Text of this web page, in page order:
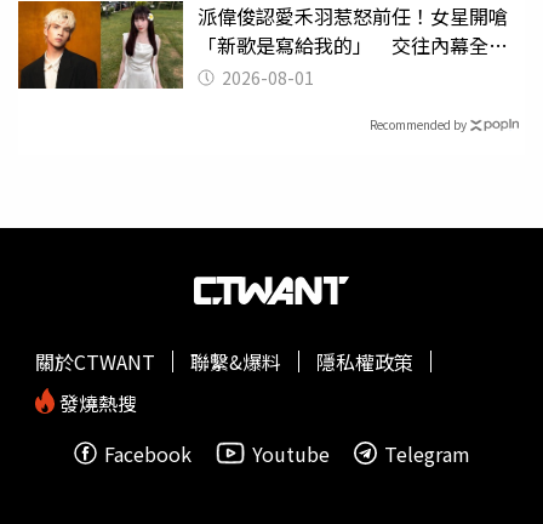
派偉俊認愛禾羽惹怒前任！女星開嗆
「新歌是寫給我的」 交往內幕全說
了 2026-08-01
Recommended by
關於CTWANT 聯繫&爆料
隱私權政策
發燒熱搜
Facebook
Youtube Telegram